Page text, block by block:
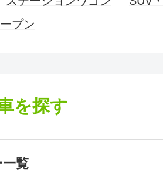
プン
を探す
覧